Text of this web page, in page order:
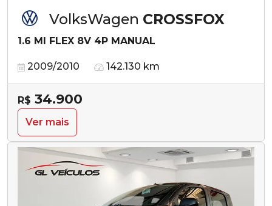
VolksWagen CROSSFOX
1.6 MI FLEX 8V 4P MANUAL
2009/2010 142.130 km
R$ 34.900
Ver mais